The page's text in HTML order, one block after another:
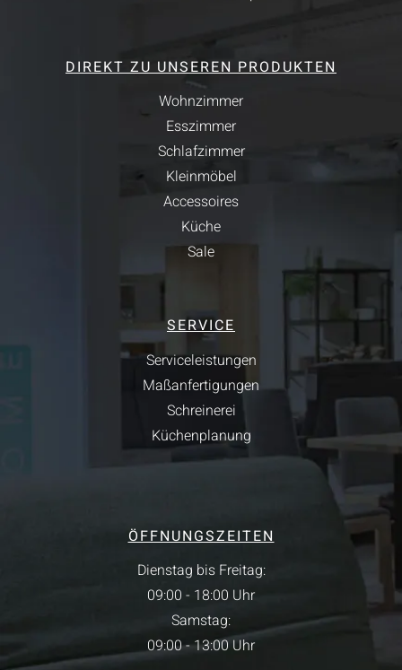
DIREKT ZU UNSEREN PRODUKTEN
Wohnzimmer
Esszimmer
Schlafzimmer
Kleinmöbel
Accessoires
Küche
Sale
SERVICE
Serviceleistungen
Maßanfertigungen
Schreinerei
Küchenplanung
ÖFFNUNGSZEITEN
Dienstag bis Freitag:
09:00 - 18:00 Uhr
Samstag:
09:00 - 13:00 Uhr